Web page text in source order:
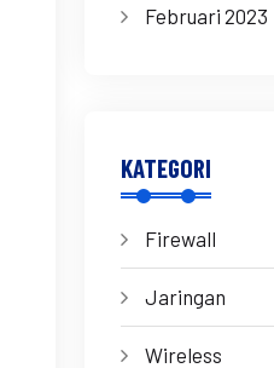
Februari 2023
KATEGORI
Firewall
Jaringan
Wireless